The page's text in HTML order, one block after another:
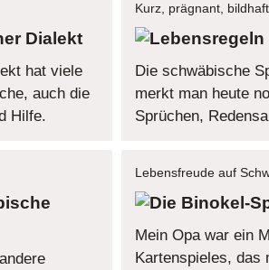
Dialekt
hat viele
auch die
Hilfe.
Kurz, prägnant,
Die schwäbische
merkt man heute
Sprüchen,
Lebensfreude auf
Mein Opa war ein
Kartenspieles,